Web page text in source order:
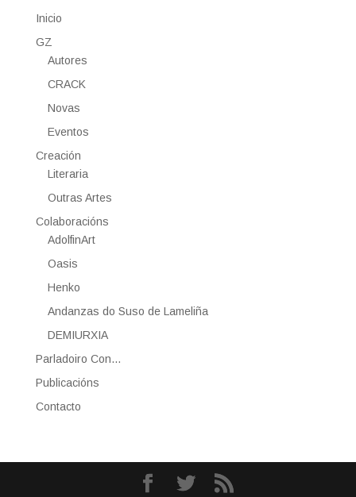
Inicio
GZ
Autores
CRACK
Novas
Eventos
Creación
Literaria
Outras Artes
Colaboracións
AdolfinArt
Oasis
Henko
Andanzas do Suso de Lameliña
DEMIURXIA
Parladoiro Con…
Publicacións
Contacto